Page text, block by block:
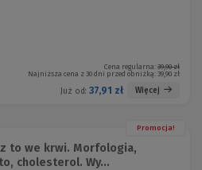
Cena regularna: 39,90 zł
Najniższa cena z 30 dni przed obniżką: 39,90 zł
Już od: 37,91 zł Więcej
Promocja!
to we krwi. Morfologia,
cholesterol. Wy...